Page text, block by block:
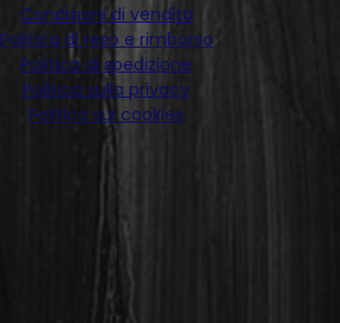
Condizioni di vendita
Politica di reso e rimborso
Politica di spedizione
Politica sulla privacy
Politica sui cookies